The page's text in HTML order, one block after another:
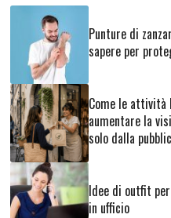
Punture di
sapere per
Come le attività
aumentare la
solo dalla
Idee di outfit per
in ufficio